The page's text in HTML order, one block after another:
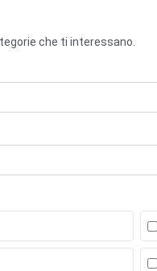
che ti interessano.